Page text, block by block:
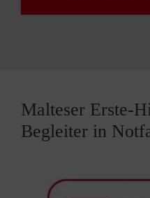
Malteser Erste-
Begleiter in